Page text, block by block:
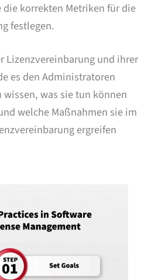
die korrekten Metriken für die
festlegen.
Lizenzvereinbarung und ihrer
es den Administratoren
was sie tun können
welche Maßnahmen sie im
ergreifen